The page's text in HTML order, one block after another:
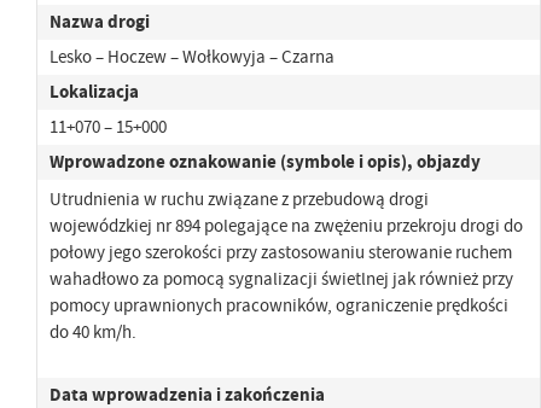
Nazwa drogi
Lesko – Hoczew – Wołkowyja – Czarna
Lokalizacja
11+070 – 15+000
Wprowadzone oznakowanie (symbole i opis), objazdy
Utrudnienia w ruchu związane z przebudową drogi
wojewódzkiej nr 894 polegające na zwężeniu przekroju drogi do
połowy jego szerokości przy zastosowaniu sterowanie ruchem
wahadłowo za pomocą sygnalizacji świetlnej jak również przy
pomocy uprawnionych pracowników, ograniczenie prędkości
do 40 km/h.
Data wprowadzenia i zakończenia